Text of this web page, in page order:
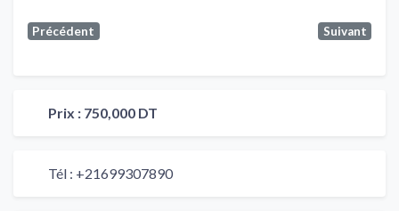
Précédent Suivant
Prix : 750,000 DT
Tél : +21699307890